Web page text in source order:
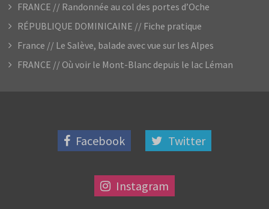
FRANCE // Randonnée au col des portes d’Oche
RÉPUBLIQUE DOMINICAINE // Fiche pratique
France // Le Salève, balade avec vue sur les Alpes
FRANCE // Où voir le Mont-Blanc depuis le lac Léman
Facebook Twitter
Instagram